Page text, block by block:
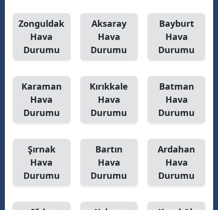
Zonguldak
Hava
Durumu
Aksaray
Hava
Durumu
Bayburt
Hava
Durumu
Karaman
Hava
Durumu
Kırıkkale
Hava
Durumu
Batman
Hava
Durumu
Şırnak
Hava
Durumu
Bartın
Hava
Durumu
Ardahan
Hava
Durumu